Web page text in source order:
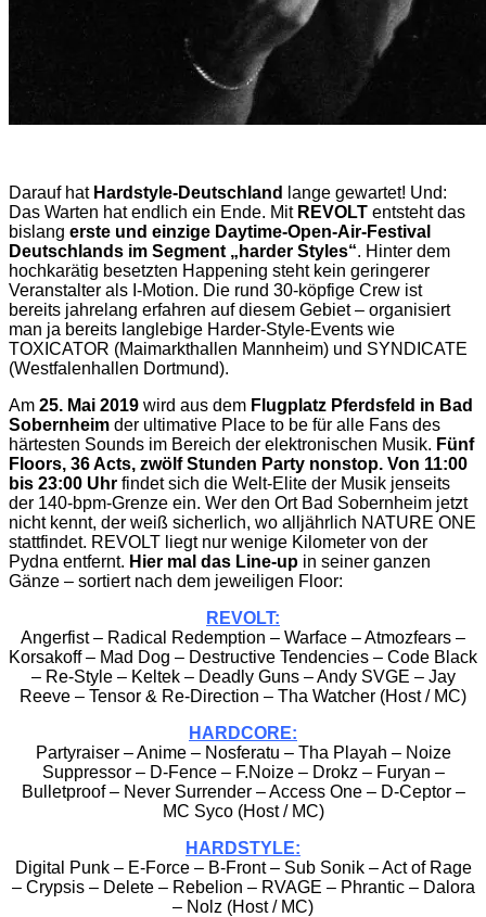
Darauf hat Hardstyle-Deutschland
lange gewartet! Und:
Das Warten hat endlich ein Ende. Mit REVOLT entsteht das
bislang erste und einzige Daytime-Open-Air-Festival
Deutschlands im Segment „harder Styles“. Hinter dem
hochkarätig besetzten Happening steht kein geringerer
Veranstalter als I-Motion. Die rund 30-köpfige Crew ist
bereits jahrelang erfahren auf diesem Gebiet – organisiert
man ja bereits langlebige Harder-Style-Events wie
TOXICATOR (Maimarkthallen Mannheim) und SYNDICATE
(Westfalenhallen Dortmund).
Am 25. Mai 2019 wird aus dem Flugplatz Pferdsfeld in Bad
Sobernheim der ultimative Place to be für alle Fans des
härtesten Sounds im Bereich der elektronischen Musik. Fünf
Floors, 36 Acts, zwölf Stunden Party nonstop. Von 11:00
bis 23:00 Uhr findet sich die Welt-Elite der Musik jenseits
der 140-bpm-Grenze ein. Wer den Ort Bad Sobernheim jetzt
nicht kennt, der weiß sicherlich, wo alljährlich NATURE ONE
stattfindet. REVOLT liegt nur wenige Kilometer von der
Pydna entfernt. Hier mal das Line-up in seiner ganzen
Gänze – sortiert nach dem jeweiligen Floor:
REVOLT:
Angerfist – Radical Redemption – Warface – Atmozfears –
Korsakoff – Mad Dog – Destructive Tendencies – Code Black
– Re-Style – Keltek – Deadly Guns – Andy SVGE – Jay
Reeve – Tensor & Re-Direction – Tha Watcher (Host / MC)
HARDCORE:
Partyraiser – Anime – Nosferatu – Tha Playah – Noize
Suppressor – D-Fence – F.Noize – Drokz – Furyan –
Bulletproof – Never Surrender – Access One – D-Ceptor –
MC Syco (Host / MC)
HARDSTYLE:
Digital Punk – E-Force – B-Front – Sub Sonik – Act of Rage
– Crypsis – Delete – Rebelion – RVAGE – Phrantic – Dalora
– Nolz (Host / MC)